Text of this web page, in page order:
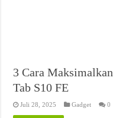
3 Cara
Tab S10 FE
Juli 28, 2025 Gadget 0